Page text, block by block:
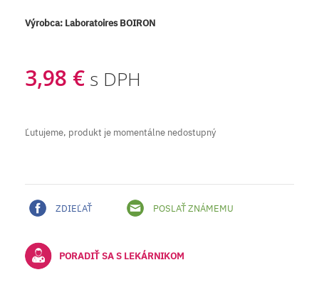
Výrobca: Laboratoires BOIRON
3,98 € s DPH
Ľutujeme, produkt je momentálne nedostupný
ZDIEĽAŤ POSLAŤ ZNÁMEMU
PORADIŤ SA S LEKÁRNIKOM